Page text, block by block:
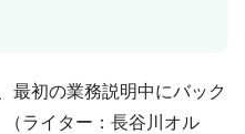
最初の業務説明中にバック
ライター：長谷川オル